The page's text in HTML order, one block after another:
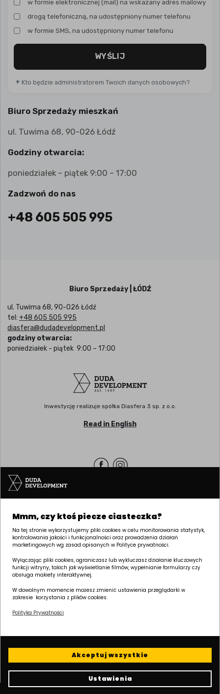
Biuro Sprzedaży mieszkań
ul. Tuwima 68, 90-026 Łódź
Godziny otwarcia:
poniedziałek – piątek 9:00 – 17:00
Zadzwoń do nas
+48 605 505 995
w formie elektronicznej (mail) na wskazany adres mailowy
drogą telefoniczną, na udostępniony numer telefonu
w formie SMS, na udostępniony numer telefonu
WYŚLIJ
+ Kto będzie administratorem Twoich danych osobowych?
Biuro Sprzedaży | ŁÓDŹ
ul. Tuwima 68, 90-026 Łódź
tel: +48 605 505 995
diasfera@dudadevelopment.pl
godziny otwarcia:
poniedziałek - piątek 9:00 – 17:00
Inwestycję realizuje spółka Diasfera 3 sp. z o.o.
Read in English
Siedziba | POZNAŃ
ul. Palacza 144, 60-278 Poznań
tel: +48 61 646 84 44
biuro@dudadevelopment.pl
marketing@dudadevelopment.pl
fundację:
żużel:
Mmm, czy ktoś piecze ciasteczka?
Na tej stronie wykorzystujemy pliki cookies w celu monitorowania statystyk,
kontrolowania jakości i funkcjonalności oraz prowadzenia działań
marketingowych wg zasad opisanych w Polityce prywatności.
Wyłączając pliki cookies, ograniczasz lub wykluczasz działanie kluczowych
funkcji witryny, takich jak wyświetlanie filmów, wypełnianie formularzy czy
obsługa makiety interaktywnej.
W dowolnym momencie możesz zmienić ustawienia przeglądarki w
zakresie korzystania z plików cookies.
Polityka Prywatności
Ustawienia
Akceptuj wszystkie